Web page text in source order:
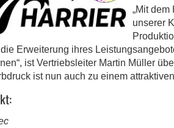
„Mit
unserer
Erweiterung ihres
ist Vertriebsleiter Martin Müller
ist nun auch zu einem